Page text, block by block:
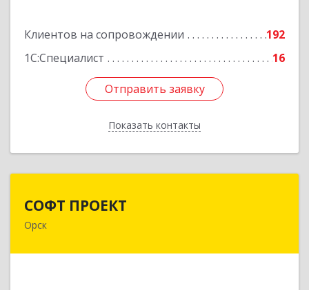
Клиентов на сопровождении
192
1С:Специалист
16
Отправить заявку
Показать контакты
Подробнее
Отправить заявку
Назад
СОФТ ПРОЕКТ
Орск